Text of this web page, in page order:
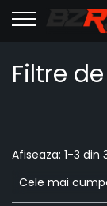
Filtre
Afiseaza: 1-3 din